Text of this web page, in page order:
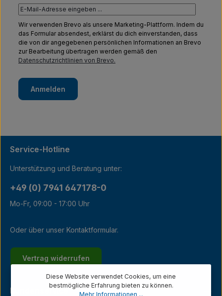
Wir verwenden Brevo als unsere Marketing-Plattform. Indem du
das Formular absendest, erklärst du dich einverstanden, dass
die von dir angegebenen persönlichen Informationen an Brevo
zur Bearbeitung übertragen werden gemäß den
Datenschutzrichtlinien von Brevo.
Anmelden
Service-Hotline
Unterstützung und Beratung unter:
+49 (0) 7941 647178-0
Mo-Fr, 09:00 - 17:00 Uhr
Oder über unser Kontaktformular.
Vertrag widerrufen
Kundenservice
Diese Website verwendet Cookies, um eine
bestmögliche Erfahrung bieten zu können.
Mehr Informationen ...